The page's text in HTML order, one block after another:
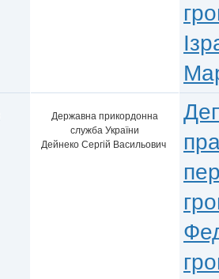
Державна прикордонна
служба України
Дейнеко Сергій Васильович